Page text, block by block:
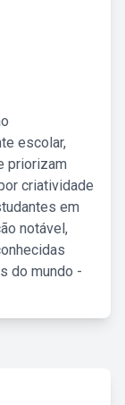
escolar,
priorizam
criatividade
em
notável,
do mundo -